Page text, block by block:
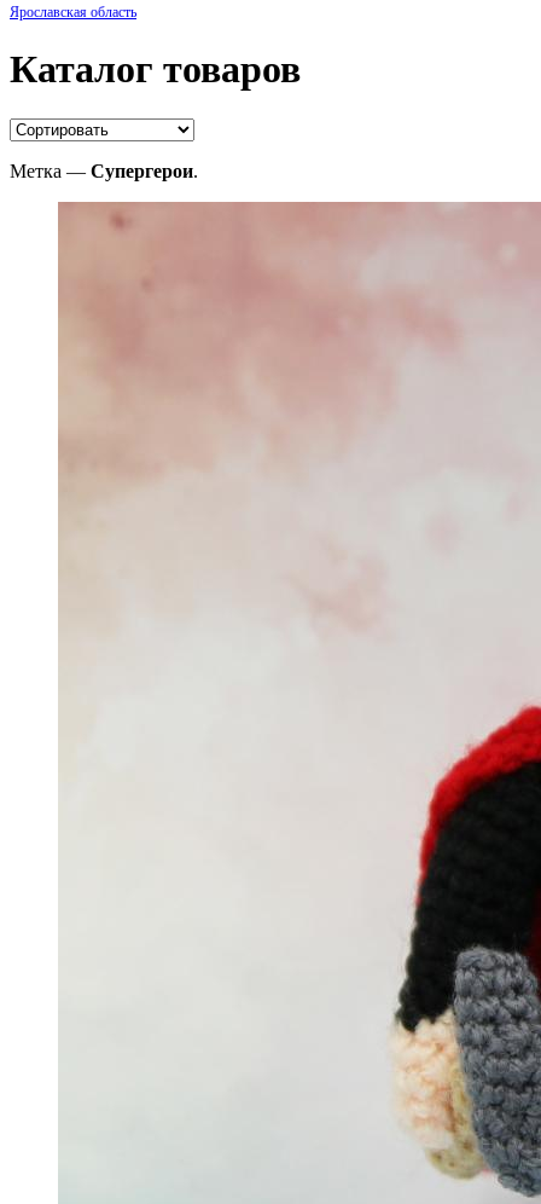
Ярославская область
Каталог товаров
Метка — Супергерои.